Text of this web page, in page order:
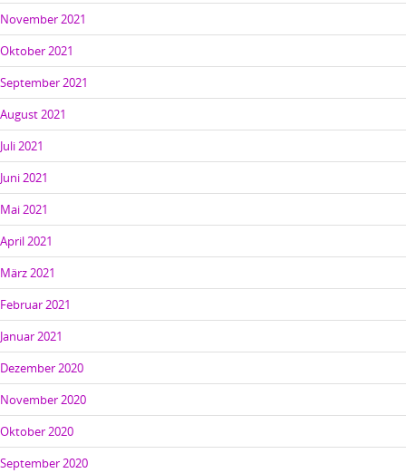
November 2021
Oktober 2021
September 2021
August 2021
Juli 2021
Juni 2021
Mai 2021
April 2021
März 2021
Februar 2021
Januar 2021
Dezember 2020
November 2020
Oktober 2020
September 2020